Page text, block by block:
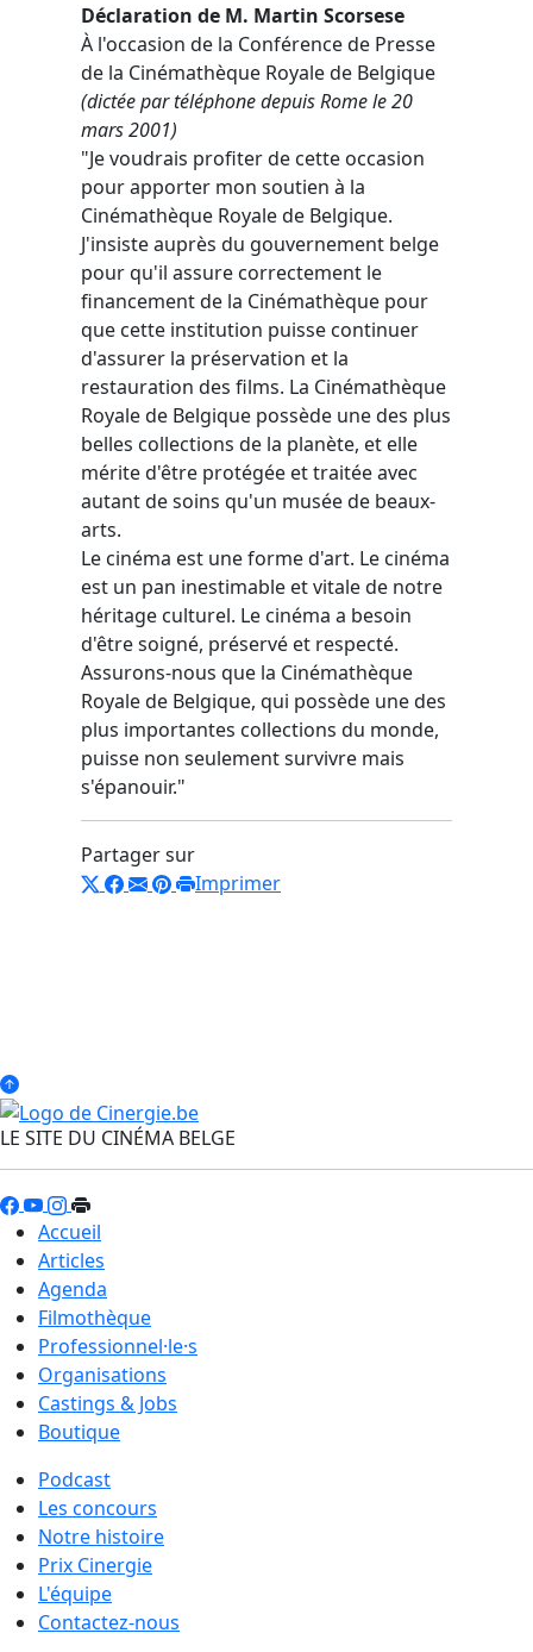
Déclaration de M. Martin Scorsese
À l'occasion de la Conférence de Presse
de la Cinémathèque Royale de Belgique
(dictée par téléphone depuis Rome le 20
mars 2001)
"Je voudrais profiter de cette occasion
pour apporter mon soutien à la
Cinémathèque Royale de Belgique.
J'insiste auprès du gouvernement belge
pour qu'il assure correctement le
financement de la Cinémathèque pour
que cette institution puisse continuer
d'assurer la préservation et la
restauration des films. La Cinémathèque
Royale de Belgique possède une des plus
belles collections de la planète, et elle
mérite d'être protégée et traitée avec
autant de soins qu'un musée de beaux-
arts.
Le cinéma est une forme d'art. Le cinéma
est un pan inestimable et vitale de notre
héritage culturel. Le cinéma a besoin
d'être soigné, préservé et respecté.
Assurons-nous que la Cinémathèque
Royale de Belgique, qui possède une des
plus importantes collections du monde,
puisse non seulement survivre mais
s'épanouir."
Partager sur
Imprimer
LE SITE DU CINÉMA BELGE
Accueil
Articles
Agenda
Filmothèque
Professionnel·le·s
Organisations
Castings & Jobs
Boutique
Podcast
Les concours
Notre histoire
Prix Cinergie
L'équipe
Contactez-nous